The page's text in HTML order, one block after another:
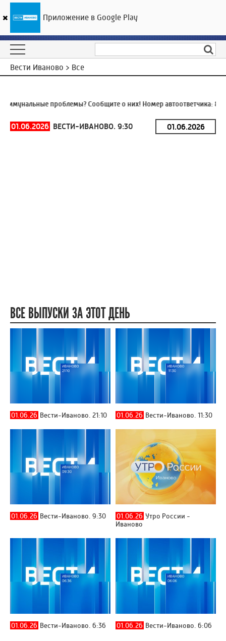
ГТРК «Ивтелерадио»
Вести Иваново > Все
проблемы? Сообщите о них! Номер автоответчика:8
01.06.2026 ВЕСТИ-ИВАНОВО. 9:30
ВСЕ ВЫПУСКИ ЗА ЭТОТ ДЕНЬ
01.06.26 Вести-Иваново. 21:10 01.06.26 Вести-Иваново. 11:30
01.06.26 Вести-Иваново. 9:30 01.06.26 Утро России -
Иваново
01.06.26 Вести-Иваново. 6:36 01.06.26 Вести-Иваново. 6:06
Приложение в Google Play